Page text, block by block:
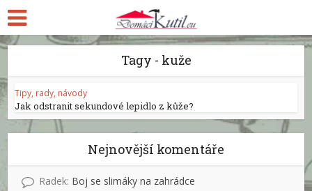
Tagy - kuže
Tipy, rady, návody
Jak odstranit sekundové lepidlo z kůže?
Nejnovější komentáře
Radek: Boj se slimáky na zahrádce